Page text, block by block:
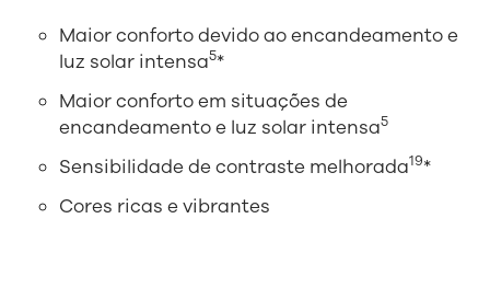
Maior conforto devido ao encandeamento e
luz solar intensa5*
Maior conforto em situações de
encandeamento e luz solar intensa5
Sensibilidade de contraste melhorada19*
Cores ricas e vibrantes